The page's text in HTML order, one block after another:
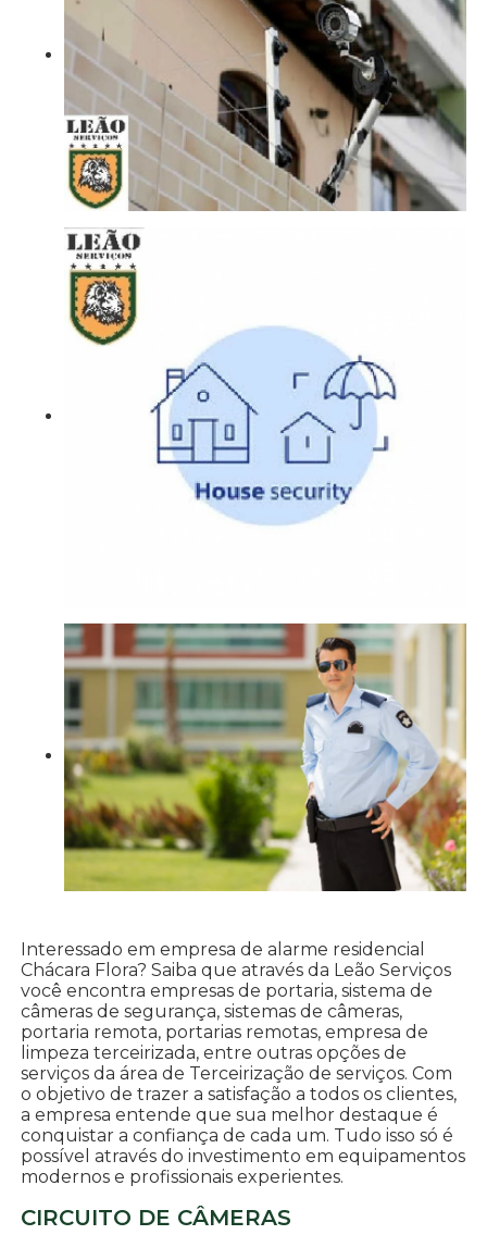
Interessado em empresa de alarme residencial
Chácara Flora? Saiba que através da Leão Serviços
você encontra empresas de portaria, sistema de
câmeras de segurança, sistemas de câmeras,
portaria remota, portarias remotas, empresa de
limpeza terceirizada, entre outras opções de
serviços da área de Terceirização de serviços. Com
o objetivo de trazer a satisfação a todos os clientes,
a empresa entende que sua melhor destaque é
conquistar a confiança de cada um. Tudo isso só é
possível através do investimento em equipamentos
modernos e profissionais experientes.
CIRCUITO DE CÂMERAS